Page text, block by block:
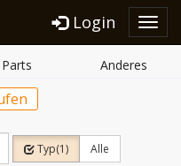
Login
Parts Anderes
Typ(1) Alle